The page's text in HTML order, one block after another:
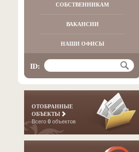
СОБСТВЕННИКАМ
ВАКАНСИИ
НАШИ ОФИСЫ
ID:
ОТОБРАННЫЕ
ОБЪЕКТЫ
Всего 0 объектов